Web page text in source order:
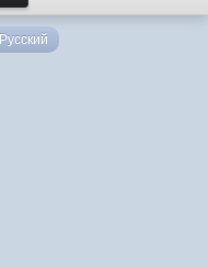
Русский